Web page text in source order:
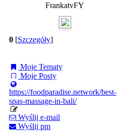
FrankatvFY
0 [Szczegóły]
Moje Tematy
Moje Posty
https://foodparadise.network/best-
spas-massage-in-bali/
Wyślij e-mail
Wyślij pm